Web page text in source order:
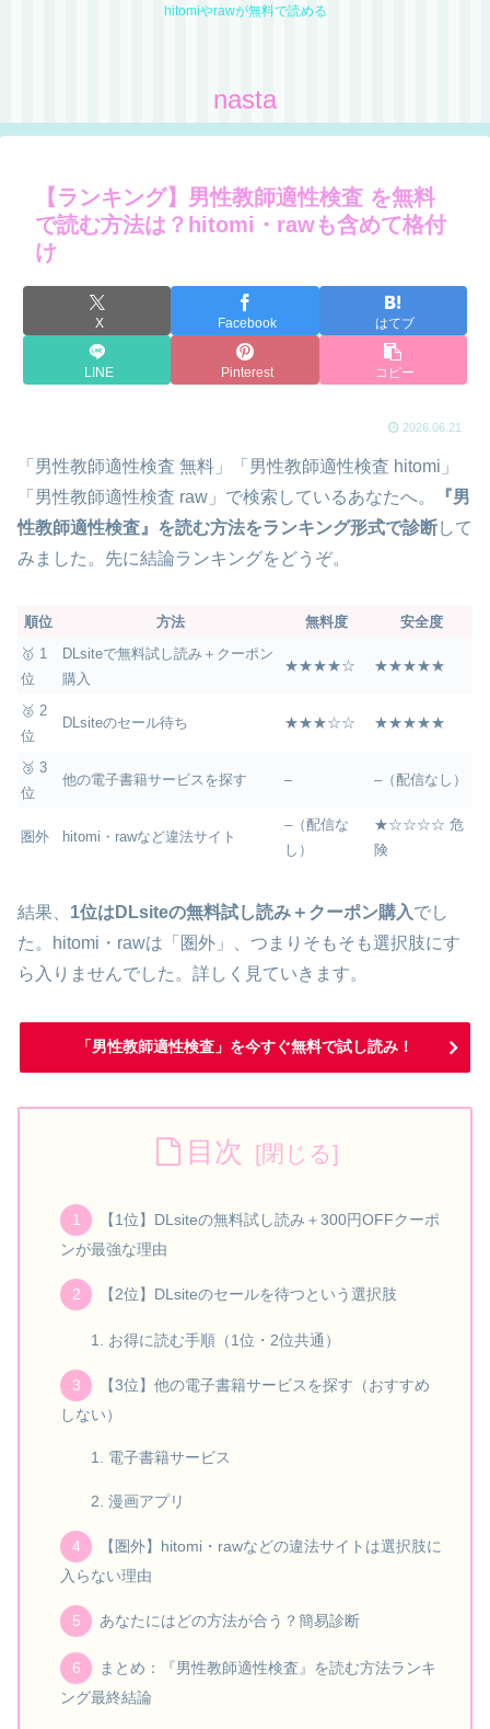
hitomiやrawが無料で読める
nasta
【ランキング】男性教師適性検査 を無料
で読む方法は？hitomi・rawも含めて格付
け
X Facebook はてブ
LINE Pinterest コピー
2026.06.21
「男性教師適性検査 無料」「男性教師適性検査 hitomi」
「男性教師適性検査 raw」で検索しているあなたへ。
『男
性教師適性検査』を読む方法をランキング形式で診断して
みました。先に結論ランキングをどうぞ。
順位 方法 無料度
安全度
🥇 1
位
DLsiteで無料試し読み＋クーポン
購入
★★★★☆ ★★★★★
🥈 2
位
DLsiteのセール待ち ★★★☆☆ ★★★★★
🥉 3
位
他の電子書籍サービスを探す – –（配信なし）
圏外 hitomi・rawなど違法サイト
–（配信な
し）
★☆☆☆☆ 危
険
結果、 1位はDLsiteの無料試し読み＋クーポン購入でし
た。hitomi・rawは「圏外」、つまりそもそも選択肢にす
ら入りませんでした。詳しく見ていきます。
「男性教師適性検査」を今すぐ無料で試し読み！
目次
【1位】DLsiteの無料試し読み＋300円OFFクーポ
ンが最強な理由
【2位】DLsiteのセールを待つという選択肢
お得に読む手順（1位・2位共通）
【3位】他の電子書籍サービスを探す（おすすめ
しない）
電子書籍サービス
漫画アプリ
【圏外】hitomi・rawなどの違法サイトは選択肢に
入らない理由
あなたにはどの方法が合う？簡易診断
まとめ：『男性教師適性検査』を読む方法ランキ
ング最終結論